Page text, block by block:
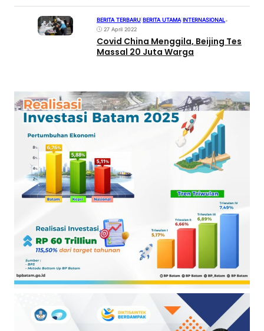
BERITA TERBARU BERITA UTAMA INTERNASIONAL•
27 April 2022
Covid China Menggila, Beijing Tes
Massal 20 Juta Warga